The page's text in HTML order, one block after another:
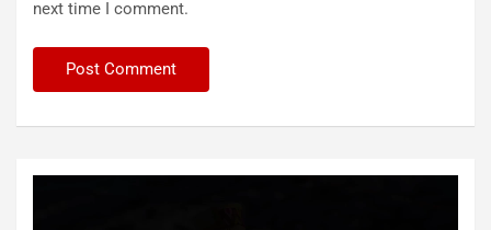
next time I comment.